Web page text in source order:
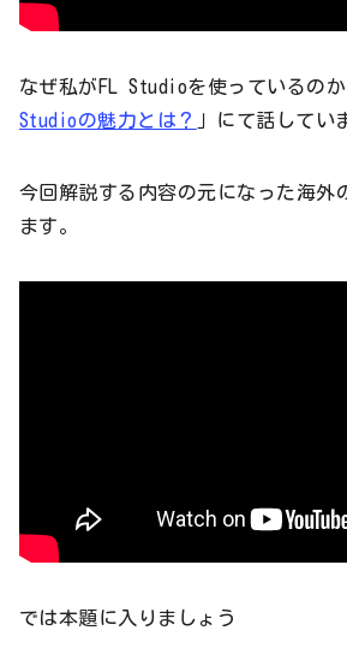
なぜ私がFL Studioを使っているの
Studioの魅力とは？
」にて話してい
今回解説する内容の元になった海外
ます。
では本題に入りましょう